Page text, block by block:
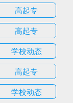
高起专
高起专
学校动态
高起专
学校动态